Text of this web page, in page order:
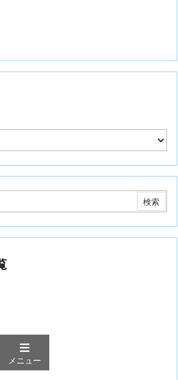
メニュー